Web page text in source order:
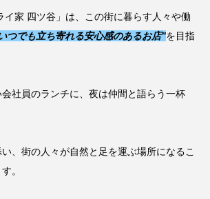
イ家 四ツ谷」は、この街に暮らす人々や働
つでも立ち寄れる安心感のあるお店”を目指
社員のランチに、夜は仲間と語らう一杯
、街の人々が自然と足を運ぶ場所になるこ
。